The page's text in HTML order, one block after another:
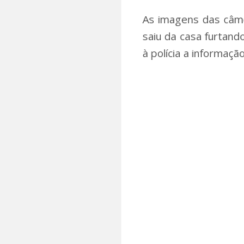
As imagens das
saiu da casa
à polícia a